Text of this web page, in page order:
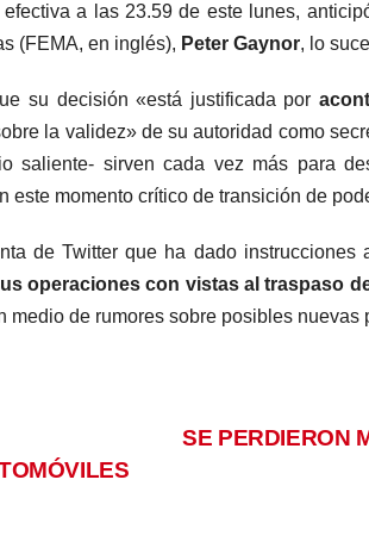
a las 23.59 de este lunes,
(FEMA, en inglés), Peter Gaynor, lo
su decisión «está justificada por
la validez» de su autoridad como
saliente- sirven cada vez más para
este momento crítico de transición de
de Twitter que ha dado instrucciones
operaciones con vistas al traspaso
medio de rumores sobre posibles nuevas
SE PERDIERON